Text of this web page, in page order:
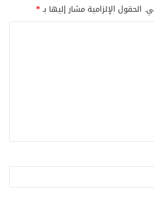
الحقول الإلزامية مشار إليها بـ*